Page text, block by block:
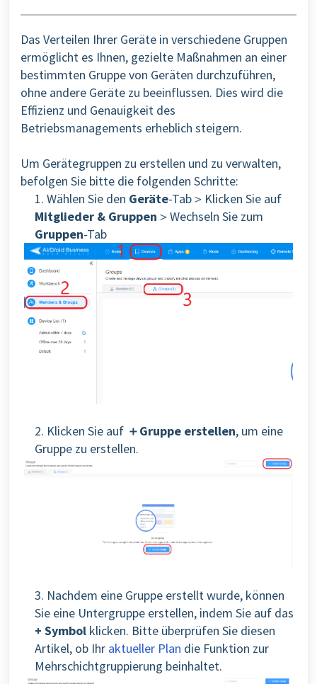
Das Verteilen Ihrer Geräte in verschiedene Gruppen
ermöglicht es Ihnen, gezielte Maßnahmen an einer
bestimmten Gruppe von Geräten durchzuführen,
ohne andere Geräte zu beeinflussen. Dies wird die
Effizienz und Genauigkeit des
Betriebsmanagements erheblich steigern.
Um Gerätegruppen zu erstellen und zu verwalten,
befolgen Sie bitte die folgenden Schritte:
1. Wählen Sie den Geräte-Tab＞Klicken Sie auf
Mitglieder & Gruppen ＞Wechseln Sie zum
Gruppen-Tab
2. Klicken Sie auf ＋Gruppe erstellen, um eine
Gruppe zu erstellen.
3. Nachdem eine Gruppe erstellt wurde, können
Sie eine Untergruppe erstellen, indem Sie auf das
+ Symbol klicken. Bitte überprüfen Sie diesen
Artikel, ob Ihr aktueller Plan die Funktion zur
Mehrschichtgruppierung beinhaltet.